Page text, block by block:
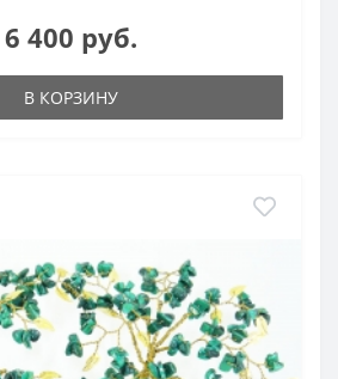
6 400 руб.
В КОРЗИНУ